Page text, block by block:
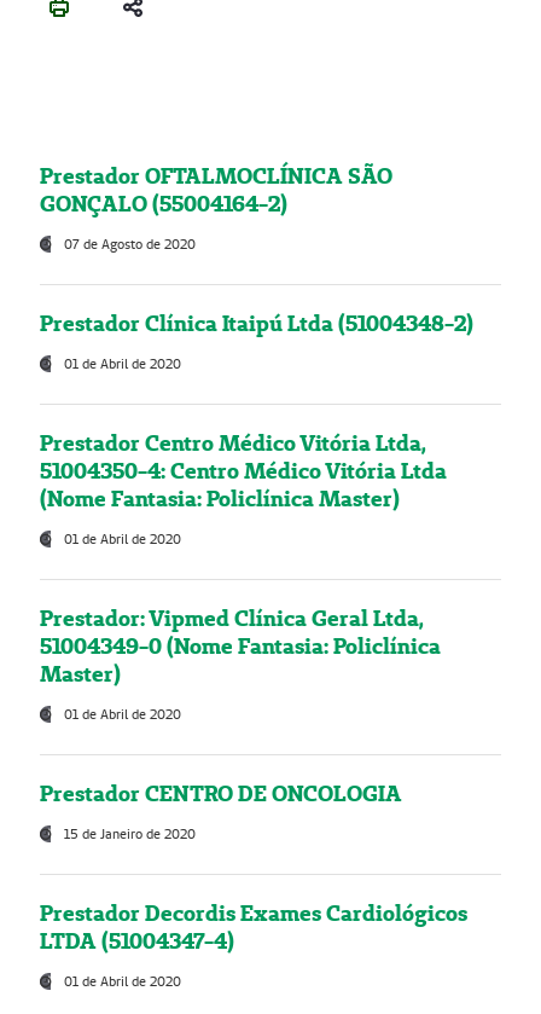
Prestador OFTALMOCLÍNICA SÃO
GONÇALO (55004164-2)
07 de Agosto de 2020
Prestador Clínica Itaipú Ltda (51004348-2)
01 de Abril de 2020
Prestador Centro Médico Vitória Ltda,
51004350-4: Centro Médico Vitória Ltda
(Nome Fantasia: Policlínica Master)
01 de Abril de 2020
Prestador: Vipmed Clínica Geral Ltda,
51004349-0 (Nome Fantasia: Policlínica
Master)
01 de Abril de 2020
Prestador CENTRO DE ONCOLOGIA
15 de Janeiro de 2020
Prestador Decordis Exames Cardiológicos
LTDA (51004347-4)
01 de Abril de 2020